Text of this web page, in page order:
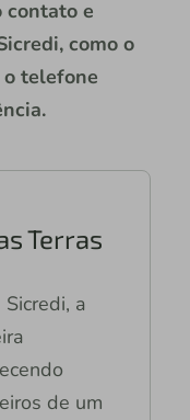
contato e
como o
telefone
Terras
a
de um